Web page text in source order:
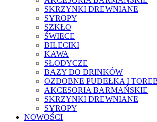
SKRZYNKI DREWNIANE
SYROPY
SZKŁO
ŚWIECE
BILECIKI
KAWA
SŁODYCZE
BAZY DO DRINKÓW
OZDOBNE PUDEŁKA I
AKCESORIA BARMAŃSKIE
SKRZYNKI DREWNIANE
SYROPY
NOWOŚCI